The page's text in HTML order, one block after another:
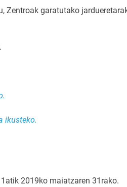
Zentroak garatutako
ikusteko.
2019ko maiatzaren 31rako.